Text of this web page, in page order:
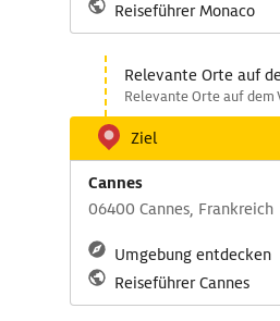
Reiseführer Monaco
Relevante Orte auf
Relevante Orte auf dem
Ziel
Cannes
06400 Cannes, Frankreich
Umgebung entdecken
Reiseführer Cannes